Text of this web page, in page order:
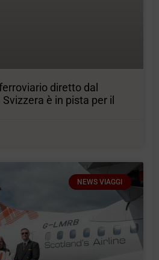
diretto dal
è in pista per il
NEWS VIAGGI